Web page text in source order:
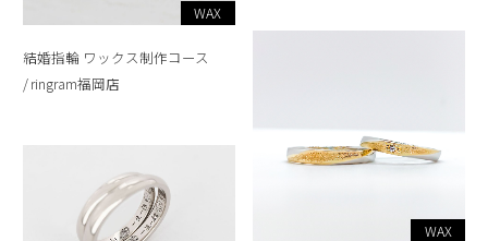
WAX
結婚指輪 ワックス制作コース
ringram福岡店
WAX